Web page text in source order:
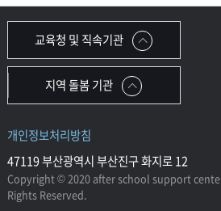
게
시
리
스
트
이
블
교육청 및 직속기관
지역 돌봄 기관
개인정보처리방침
47119 부산광역시 부산진구 화지로 12
Copyright © 2020 after school support
Rights Reserved.